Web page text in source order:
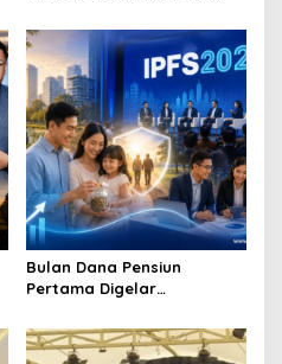
Bulan Dana Pensiun
Pertama Digelar
Perkuat Ekosistem Pensiun
Berkelanjutan